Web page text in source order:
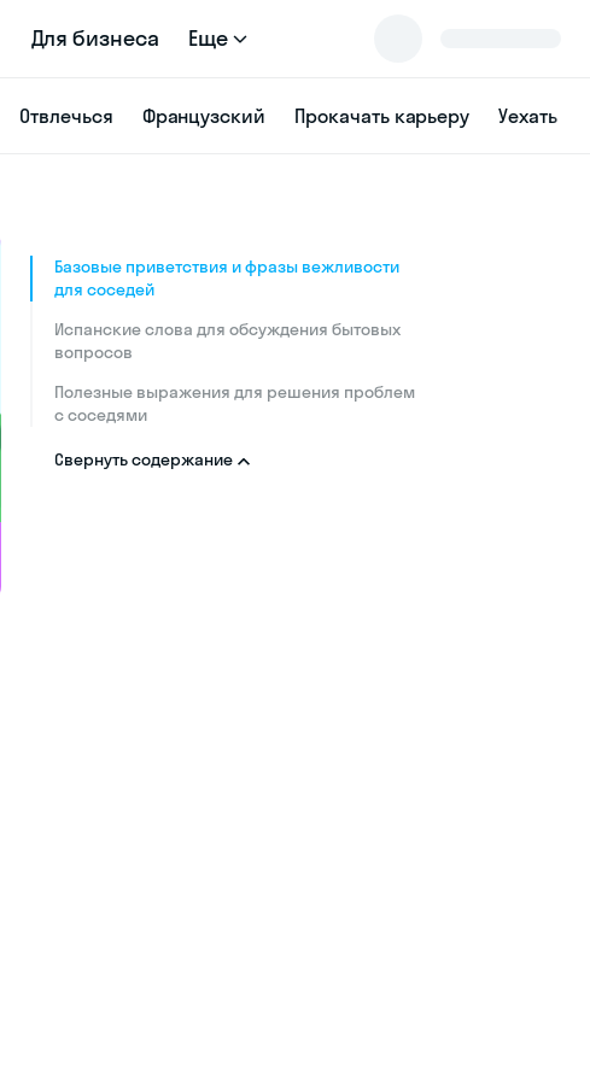
Для бизнеса Еще
Отвлечься Французский Прокачать карьеру Уехать
Базовые приветствия и фразы вежливости
для соседей
Испанские слова для обсуждения бытовых
вопросов
Полезные выражения для решения проблем
с соседями
Свернуть содержание